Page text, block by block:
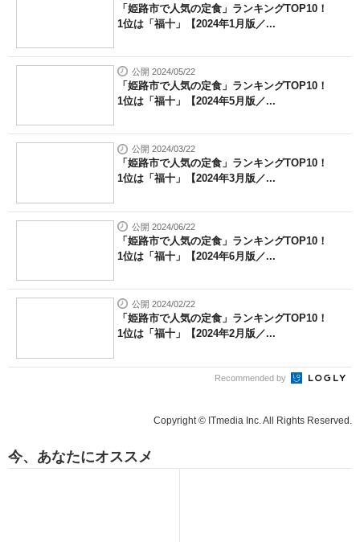
「姫路市で人気の定食」ランキングTOP10！
1位は「福十」【2024年1月版／...
公開 2024/05/22
「姫路市で人気の定食」ランキングTOP10！
1位は「福十」【2024年5月版／...
公開 2024/03/22
「姫路市で人気の定食」ランキングTOP10！
1位は「福十」【2024年3月版／...
公開 2024/06/22
「姫路市で人気の定食」ランキングTOP10！
1位は「福十」【2024年6月版／...
公開 2024/02/22
「姫路市で人気の定食」ランキングTOP10！
1位は「福十」【2024年2月版／...
Recommended by
Copyright © ITmedia Inc. All Rights Reserved.
今、あなたにオススメ